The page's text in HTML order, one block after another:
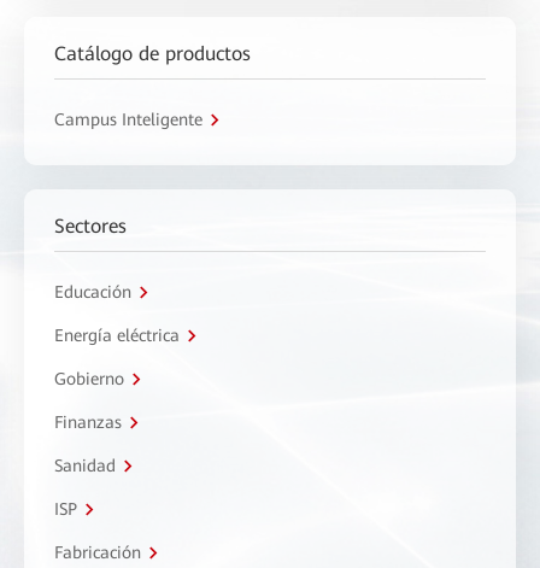
Catálogo de productos
Campus Inteligente
Sectores
Educación
Energía eléctrica
Gobierno
Finanzas
Sanidad
ISP
Fabricación